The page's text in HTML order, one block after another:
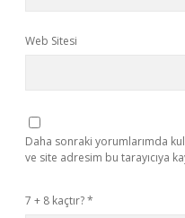
Web Sitesi
Daha sonraki yorumlarımda
ve site adresim bu tarayıcıya
7 + 8 kaçtır?*